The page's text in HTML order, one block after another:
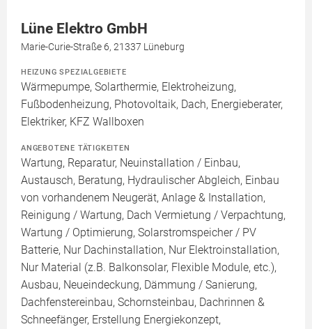
Lüne Elektro GmbH
Marie-Curie-Straße 6, 21337 Lüneburg
HEIZUNG SPEZIALGEBIETE
Wärmepumpe, Solarthermie, Elektroheizung,
Fußbodenheizung, Photovoltaik, Dach, Energieberater,
Elektriker, KFZ Wallboxen
ANGEBOTENE TÄTIGKEITEN
Wartung, Reparatur, Neuinstallation / Einbau,
Austausch, Beratung, Hydraulischer Abgleich, Einbau
von vorhandenem Neugerät, Anlage & Installation,
Reinigung / Wartung, Dach Vermietung / Verpachtung,
Wartung / Optimierung, Solarstromspeicher / PV
Batterie, Nur Dachinstallation, Nur Elektroinstallation,
Nur Material (z.B. Balkonsolar, Flexible Module, etc.),
Ausbau, Neueindeckung, Dämmung / Sanierung,
Dachfenstereinbau, Schornsteinbau, Dachrinnen &
Schneefänger, Erstellung Energiekonzept,